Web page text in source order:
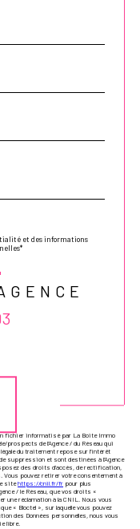
et des informations
fichier informatisé par La Boite Immo
prospects de l'Agence / du Réseau qui
du traitement repose sur l'intérêt
suppression et sont destinées à l'Agence
des droits d’accès, de rectification,
Vous pouvez retirer votre consentement à
sitehttps://cnil.fr/fr pour plus
/ le Réseau, que vos droits «
réclamation à la CNIL. Nous vous
« Bloctel », sur laquelle vous pouvez
des Données personnelles, nous vous
libre.